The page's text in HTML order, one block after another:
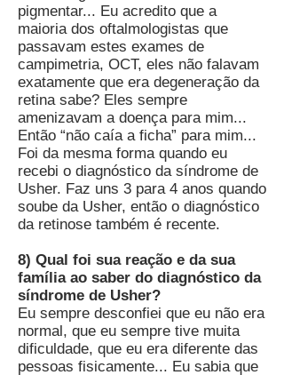
pigmentar... Eu acredito que a
maioria dos oftalmologistas que
passavam estes exames de
campimetria, OCT, eles não falavam
exatamente que era degeneração da
retina sabe? Eles sempre
amenizavam a doença para mim...
Então “não caía a ficha” para mim...
Foi da mesma forma quando eu
recebi o diagnóstico da síndrome de
Usher. Faz uns 3 para 4 anos quando
soube da Usher, então o diagnóstico
da retinose também é recente.
8) Qual foi sua reação e da sua
família ao saber do diagnóstico da
síndrome de Usher?
Eu sempre desconfiei que eu não era
normal, que eu sempre tive muita
dificuldade, que eu era diferente das
pessoas fisicamente... Eu sabia que